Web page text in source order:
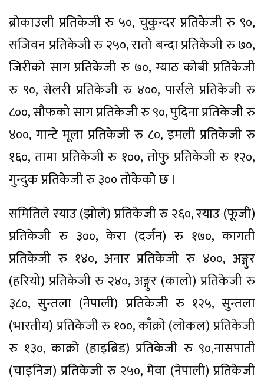
ब्रोकाउली प्रतिकेजी रु ५०, चुकुन्दर प्रतिकेजी रु ९०,
सजिवन प्रतिकेजी रु २५०, रातो बन्दा प्रतिकेजी रु ७०,
जिरीको साग प्रतिकेजी रु ७०, ग्याठ कोबी प्रतिकेजी
रु ९०, सेलरी प्रतिकेजी रु ४००, पार्सले प्रतिकेजी रु
८००, सौफको साग प्रतिकेजी रु ९०, पुदिना प्रतिकेजी रु
४००, गान्टे मूला प्रतिकेजी रु ८०, इमली प्रतिकेजी रु
१६०, तामा प्रतिकेजी रु १००, तोफु प्रतिकेजी रु १२०,
गुन्दुक प्रतिकेजी रु ३०० तोकेकोे छ ।
समितिले स्याउ (झोले) प्रतिकेजी रु २६०, स्याउ (फूजी)
प्रतिकेजी रु ३००, केरा (दर्जन) रु १७०, कागती
प्रतिकेजी रु १४०, अनार प्रतिकेजी रु ४००, अङ्गुर
(हरियो) प्रतिकेजी रु २४०, अङ्गुर (कालो) प्रतिकेजी रु
३८०, सुन्तला (नेपाली) प्रतिकेजी रु १२५, सुन्तला
(भारतीय) प्रतिकेजी रु १००, काँक्रो (लोकल) प्रतिकेजी
रु १३०, काक्रो (हाइब्रिड) प्रतिकेजी रु ९०,नासपाती
(चाइनिज) प्रतिकेजी रु २५०, मेवा (नेपाली) प्रतिकेजी